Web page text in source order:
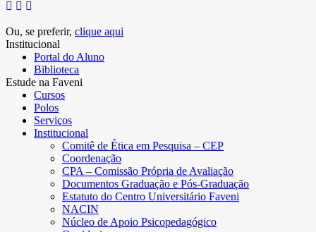
Ou, se preferir, clique aqui
Institucional
Portal do Aluno
Biblioteca
Estude na Faveni
Cursos
Polos
Serviços
Institucional
Comitê de Ética em Pesquisa – CEP
Coordenação
CPA – Comissão Própria de Avaliação
Documentos Graduação e Pós-Graduação
Estatuto do Centro Universitário Faveni
NACIN
Núcleo de Apoio Psicopedagógico